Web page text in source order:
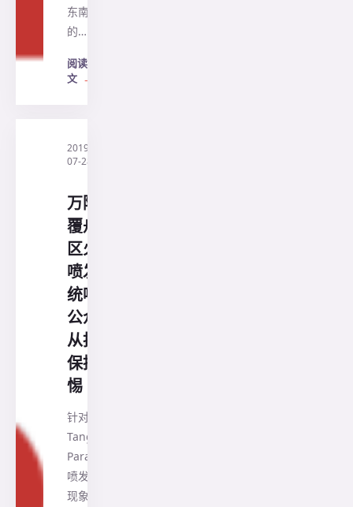
东南亚
的…
阅读全
文 →
2019-
07-28
万隆县
覆舟山
区火山
喷发 总
统呼吁
公众听
从指示
保持警
惕
针对万隆县
Tangkuban
Parahu火山
喷发的自然
现象，佐科